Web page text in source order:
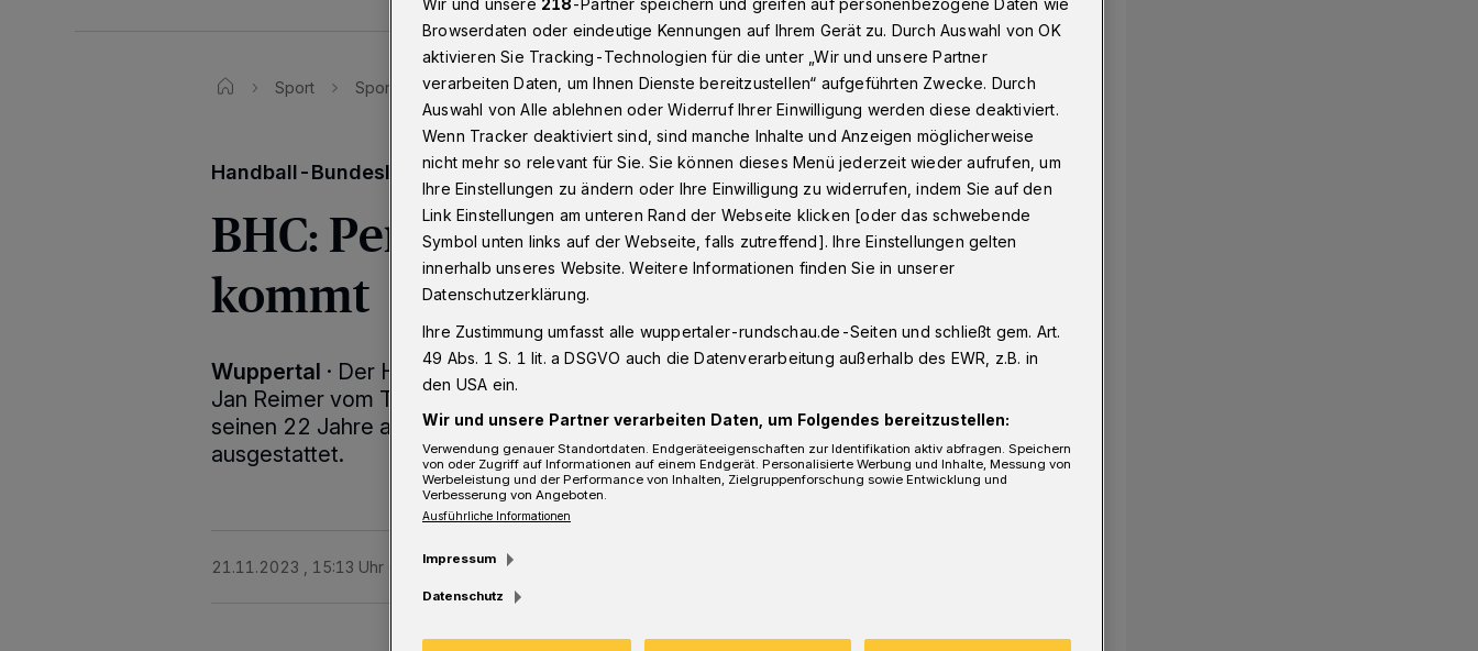
Sport Sporttexte Handball-Bundesligist BHC: Persson verletzt, Reimer kommt​
Handball-Bundesliga
BHC: Persson verletzt, Reimer
kommt
Wuppertal · Der Handball-Bundesligist Bergischer HC kann ab sofort
Jan Reimer vom TSV Bayer Dormagen einsetzen. Der Zweitligist hat
seinen 22 Jahre alte Rechtaußen mit einem Zweitspielrecht
ausgestattet.
21.11.2023 , 15:13 Uhr Eine Minute Lesezeit
Wir und unsere 218-Partner speichern und greifen auf personenbezogene Daten wie
Browserdaten oder eindeutige Kennungen auf Ihrem Gerät zu. Durch Auswahl von OK
aktivieren Sie Tracking-Technologien für die unter „Wir und unsere Partner
verarbeiten Daten, um Ihnen Dienste bereitzustellen“ aufgeführten Zwecke. Durch
Auswahl von Alle ablehnen oder Widerruf Ihrer Einwilligung werden diese deaktiviert.
Wenn Tracker deaktiviert sind, sind manche Inhalte und Anzeigen möglicherweise
nicht mehr so relevant für Sie. Sie können dieses Menü jederzeit wieder aufrufen, um
Ihre Einstellungen zu ändern oder Ihre Einwilligung zu widerrufen, indem Sie auf den
Link Einstellungen am unteren Rand der Webseite klicken [oder das schwebende
Symbol unten links auf der Webseite, falls zutreffend]. Ihre Einstellungen gelten
innerhalb unseres Website. Weitere Informationen finden Sie in unserer
Datenschutzerklärung.
Ihre Zustimmung umfasst alle wuppertaler-rundschau.de-Seiten und schließt gem. Art.
49 Abs. 1 S. 1 lit. a DSGVO auch die Datenverarbeitung außerhalb des EWR, z.B. in
den USA ein.
Wir und unsere Partner verarbeiten Daten, um Folgendes bereitzustellen:
Verwendung genauer Standortdaten. Endgeräteeigenschaften zur Identifikation aktiv abfragen. Speichern
von oder Zugriff auf Informationen auf einem Endgerät. Personalisierte Werbung und Inhalte, Messung von
Werbeleistung und der Performance von Inhalten, Zielgruppenforschung sowie Entwicklung und
Verbesserung von Angeboten.
Ausführliche Informationen
Impressum
Datenschutz